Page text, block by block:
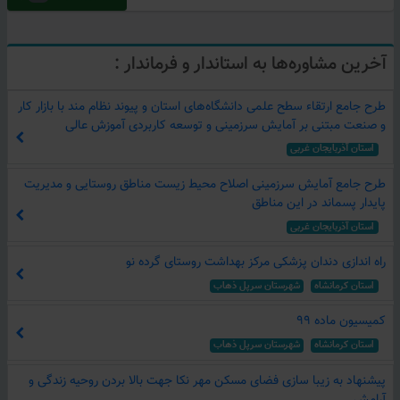
همه مردم سهیمند
انتقال سهام پیشگامان اقتصاد مقاومتی
عجیب‌ ترین شرکت در تاریخ کشور
اهداء نشان "مدیریت در گام دوم انقلاب" به دکتر علامه مدیر عامل منطقه ویژه اقتصادی پارسیان
فرماندار شهرستان پارسیان: آماده همکاری با طرح‌های اقتصادی مردم محور هستم
تاکید نماینده غرب هرمزگان به بهرمندی مردم از ظرفیت‌های اقتصادی
اینجا خود مردم مالک هستند
بزرگترین مشارکت مردمی در اقتصاد کشور
آخرین مشاوره‌ها به استاندار و فرماندار :
طرح جامع ارتقاء سطح علمی دانشگاه‌های استان و پیوند نظام مند با بازار کار
و صنعت مبتنی بر آمایش سرزمینی و توسعه کاربردی آموزش عالی
استان آذربایجان غربی
طرح جامع آمایش سرزمینی اصلاح محیط زیست مناطق روستایی و مدیریت
پایدار پسماند در این مناطق
استان آذربایجان غربی
راه اندازی دندان‌ پزشکی مرکز بهداشت روستای گرده نو
استان كرمانشاه شهرستان سرپل ذهاب
کمیسیون ماده ۹۹
استان كرمانشاه شهرستان سرپل ذهاب
پیشنهاد به زیبا سازی فضای مسکن مهر نکا جهت بالا بردن روحیه زندگی و